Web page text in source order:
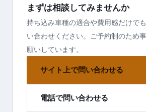
まずは相談してみませんか
持ち込み車種の適合や費用感だけで
い合わせください。ご予約制のため
願いしています。
サイト上で問い合わせる
電話で問い合わせる